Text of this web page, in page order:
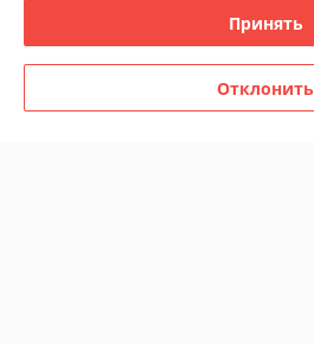
Принять
Отклонить